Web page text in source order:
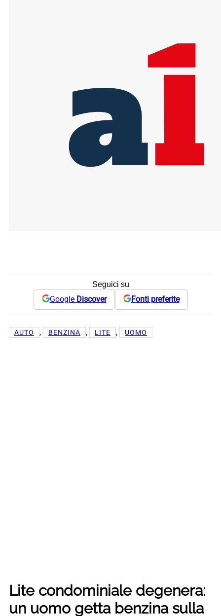
Seguici su
Google Discover Fonti preferite
AUTO , BENZINA , LITE , UOMO
Lite condominiale degenera:
un uomo getta benzina sulla